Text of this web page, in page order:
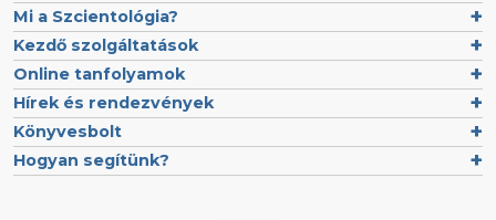
Mi a Szcientológia?
Kezdő szolgáltatások
Online tanfolyamok
Hírek és rendezvények
Könyvesbolt
Hogyan segítünk?